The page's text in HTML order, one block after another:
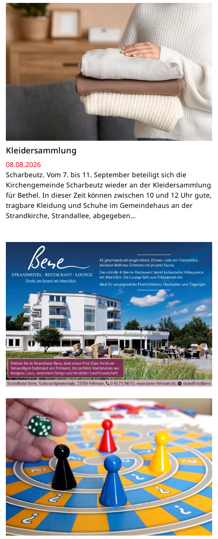
Kleidersammlung
08.08.2026
Scharbeutz. Vom 7. bis 11. September beteiligt sich die
Kirchengemeinde Scharbeutz wieder an der Kleidersammlung
für Bethel. In dieser Zeit können zwischen 10 und 12 Uhr gute,
tragbare Kleidung und Schuhe im Gemeindehaus an der
Strandkirche, Strandallee, abgegeben…